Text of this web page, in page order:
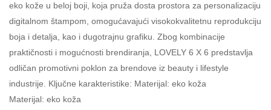
eko kože u beloj boji, koja pruža dosta prostora za personalizaciju
digitalnom štampom, omogućavajući visokokvalitetnu reprodukciju
boja i detalja, kao i dugotrajnu grafiku. Zbog kombinacije
praktičnosti i mogućnosti brendiranja, LOVELY 6 X 6 predstavlja
odličan promotivni poklon za brendove iz beauty i lifestyle
industrije. Ključne karakteristike: Materijal: eko koža
Materijal: eko koža